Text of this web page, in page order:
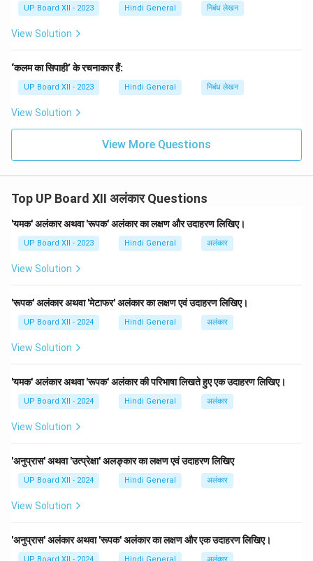
UP Board XII - 2023 Hindi General निबंध लेखन
View Solution
‘कलम का सिपाही’ के रचनाकार हैं:
UP Board XII - 2023 Hindi General निबंध लेखन
View Solution
View More Questions
Top UP Board XII अलंकार Questions
'यमक' अलंकार अथवा 'रूपक' अलंकार का लक्षण और उदाहरण लिखिए।
UP Board XII - 2023 Hindi General अलंकार
View Solution
'रूपक' अलंकार अथवा 'मेटाफर' अलंकार का लक्षण एवं उदाहरण लिखिए।
UP Board XII - 2024 Hindi General अलंकार
View Solution
'यमक' अलंकार अथवा 'रूपक' अलंकार की परिभाषा लिखते हुए एक उदाहरण लिखिए।
UP Board XII - 2024 Hindi General अलंकार
View Solution
'अनुप्रास' अथवा 'उत्प्रेक्षा' अलङ्कार का लक्षण एवं उदाहरण लिखिए
UP Board XII - 2024 Hindi General अलंकार
View Solution
'अनुप्रास' अलंकार अथवा 'रूपक' अलंकार का लक्षण और एक उदाहरण लिखिए।